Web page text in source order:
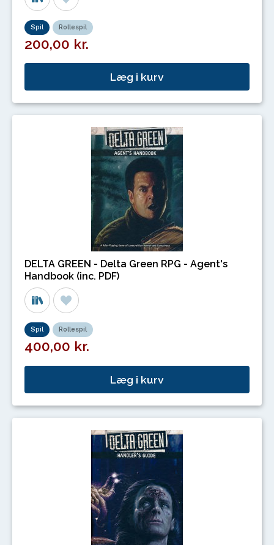
Spil Rollespil
200,00 kr.
Læg i kurv
DELTA GREEN - Delta Green RPG - Agent's
Handbook (inc. PDF)
Spil Rollespil
400,00 kr.
Læg i kurv